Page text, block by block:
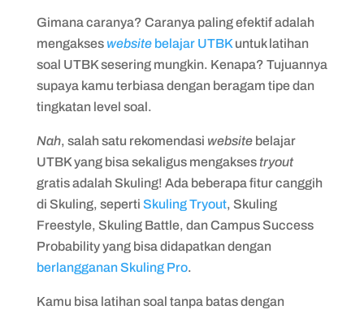
Gimana caranya? Caranya paling efektif adalah
mengakses website belajar UTBKuntuk latihan
soal UTBK sesering mungkin. Kenapa? Tujuannya
supaya kamu terbiasa dengan beragam tipe dan
tingkatan level soal.
Nah, salah satu rekomendasi website belajar
UTBK yang bisa sekaligus mengakses tryout
gratis adalah Skuling! Ada beberapa fitur canggih
di Skuling, seperti Skuling Tryout, Skuling
Freestyle, Skuling Battle, dan Campus Success
Probability yang bisa didapatkan dengan
berlangganan Skuling Pro.
Kamu bisa latihan soal tanpa batas dengan